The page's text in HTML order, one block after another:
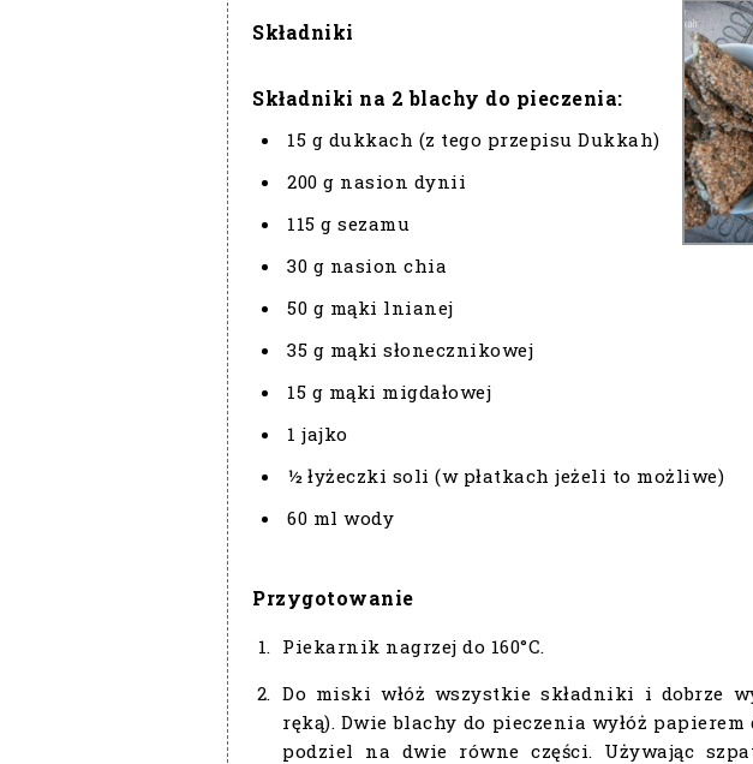
Składniki
Składniki na 2 blachy do pieczenia:
15 g dukkach (z tego przepisu Dukkah)
200 g nasion dynii
115 g sezamu
30 g nasion chia
50 g mąki lnianej
35 g mąki słonecznikowej
15 g mąki migdałowej
1 jajko
½ łyżeczki soli (w płatkach jeżeli to możliwe)
60 ml wody
Przygotowanie
Piekarnik nagrzej do 160°C.
Do miski włóż wszystkie składniki i dobrze
ręką). Dwie blachy do pieczenia wyłóż
podziel na dwie równe części. Używając